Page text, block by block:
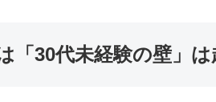
「30代未経験の壁」